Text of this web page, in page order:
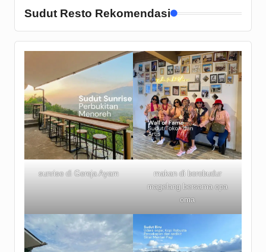
Sudut Resto Rekomendasi
sunrise di Gereja Ayam
makan di borobudur
magelang bersama opa
oma